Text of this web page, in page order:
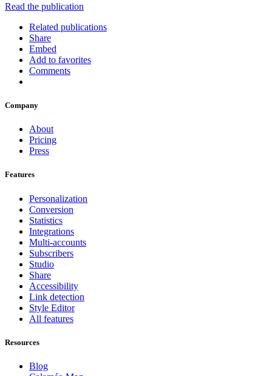
Read the publication
Related publications
Share
Embed
Add to favorites
Comments
Company
About
Pricing
Press
Features
Personalization
Conversion
Statistics
Integrations
Multi-accounts
Subscribers
Studio
Share
Accessibility
Link detection
Style Editor
All features
Resources
Blog